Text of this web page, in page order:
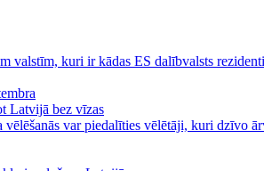
valstīm, kuri ir kādas ES dalībvalsts
Latvijā bez vīzas
var piedalīties vēlētāji, kuri dzīvo